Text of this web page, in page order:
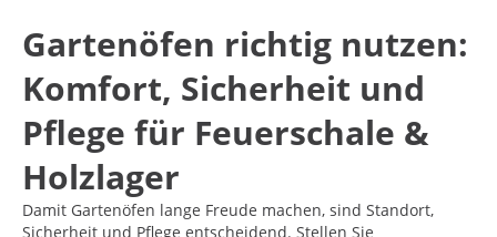
Gartenöfen richtig nutzen:
Komfort, Sicherheit und
Pflege für Feuerschale &
Holzlager
Damit Gartenöfen lange Freude machen, sind Standort,
Sicherheit und Pflege entscheidend. Stellen Sie